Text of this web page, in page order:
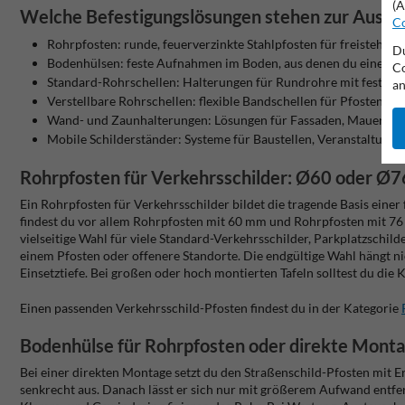
Welche Befestigungslösungen stehen zur
Rohrpfosten: runde, feuerverzinkte Stahlpfosten für
Bodenhülsen: feste Aufnahmen im Boden, aus denen du einen
Standard-Rohrschellen: Halterungen für Rundrohre mit festem
Verstellbare Rohrschellen: flexible Bandschellen für Pfosten
Wand- und Zaunhalterungen: Lösungen für Fassaden, Mauern,
Mobile Schilderständer: Systeme für Baustellen,
Rohrpfosten für Verkehrsschilder: Ø60 oder
Ein Rohrpfosten für Verkehrsschilder bildet die tragende Basis
findest du vor allem Rohrpfosten mit 60 mm und Rohrpfosten mit
vielseitige Wahl für viele Standard-Verkehrsschilder,
einem Pfosten oder offenere Standorte. Die endgültige Wahl hängt
Einsetztiefe. Bei großen oder hoch montierten Tafeln solltest du die
Einen passenden Verkehrsschild-Pfosten findest du in der Kategorie
Bodenhülse für Rohrpfosten oder direkte
Bei einer direkten Montage setzt du den Straßenschild-Pfosten mit
senkrecht aus. Danach lässt er sich nur mit größerem Aufwand